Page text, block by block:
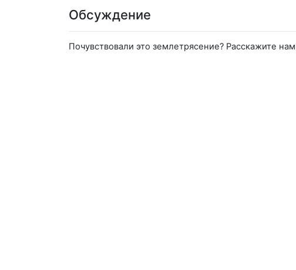
Обсуждение
Почувствовали это землетрясение? Расскажите